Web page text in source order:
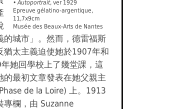
• Autoportrait, ver 1929
Epreuve gélatino-argentique,
11,7x9cm
Musée des Beaux-Arts de Nantes
的城市」。然而，德雷福斯
猶太主義迫使她於1907年和
她回學校上了幾堂課，這
的最初文章發表在她父親主
de la Loire) 上。1913
專欄，由 Suzanne